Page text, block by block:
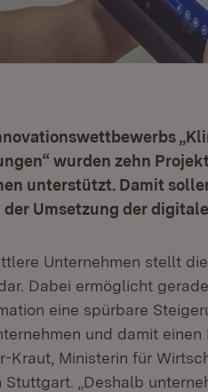
wurden zehn
unterstützt. Damit
Umsetzung der
Unternehmen stellt
Dabei ermöglicht
eine spürbare
und damit einen
Kraut, Ministerin für
Stuttgart. „Deshalb